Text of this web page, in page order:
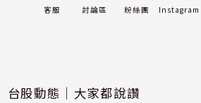
客服 討論區 粉絲團 Instagram
台股動態｜大家都說讚